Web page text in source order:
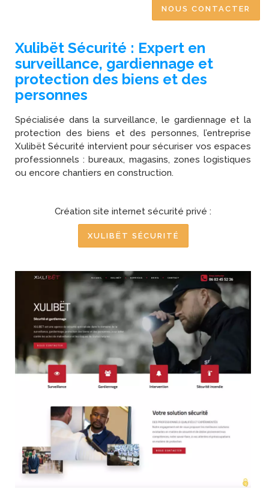
NOUS CONTACTER
Xulibët Sécurité : Expert en
surveillance, gardiennage et
protection des biens et des
personnes
Spécialisée dans la surveillance, le gardiennage et la
protection des biens et des personnes, l’entreprise
Xulibët Sécurité intervient pour sécuriser vos espaces
professionnels : bureaux, magasins, zones logistiques
ou encore chantiers en construction.
Création site internet sécurité privé :
XULIBËT SÉCURITÉ